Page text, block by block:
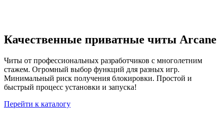
Качественные приватные читы Arcane
Читы от профессиональных разработчиков с многолетним
стажем. Огромный выбор функций для разных игр.
Минимальный риск получения блокировки. Простой и
быстрый процесс установки и запуска!
Перейти к каталогу